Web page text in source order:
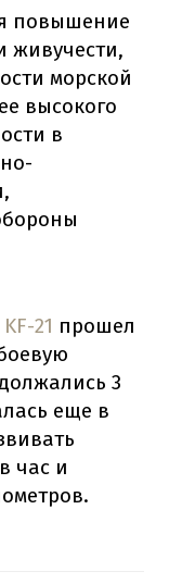
повышение
живучести,
морской
высокого
в
21 прошел
3
еще в
час и